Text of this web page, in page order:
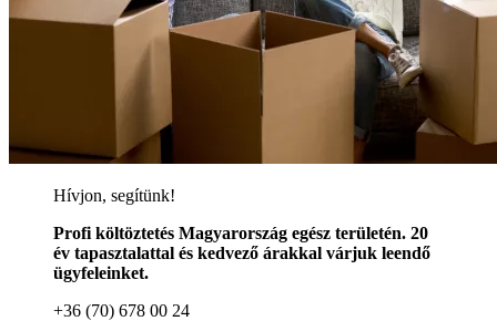
Hívjon, segítünk!
Profi költöztetés Magyarország egész területén. 20
év tapasztalattal és kedvező árakkal várjuk leendő
ügyfeleinket.
+36 (70) 678 00 24